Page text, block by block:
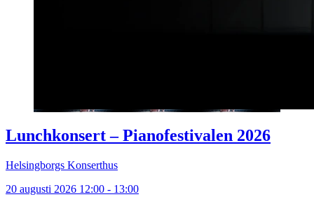
Lunchkonsert – Pianofestivalen 2026
Helsingborgs Konserthus
20 augusti 2026 12:00 - 13:00